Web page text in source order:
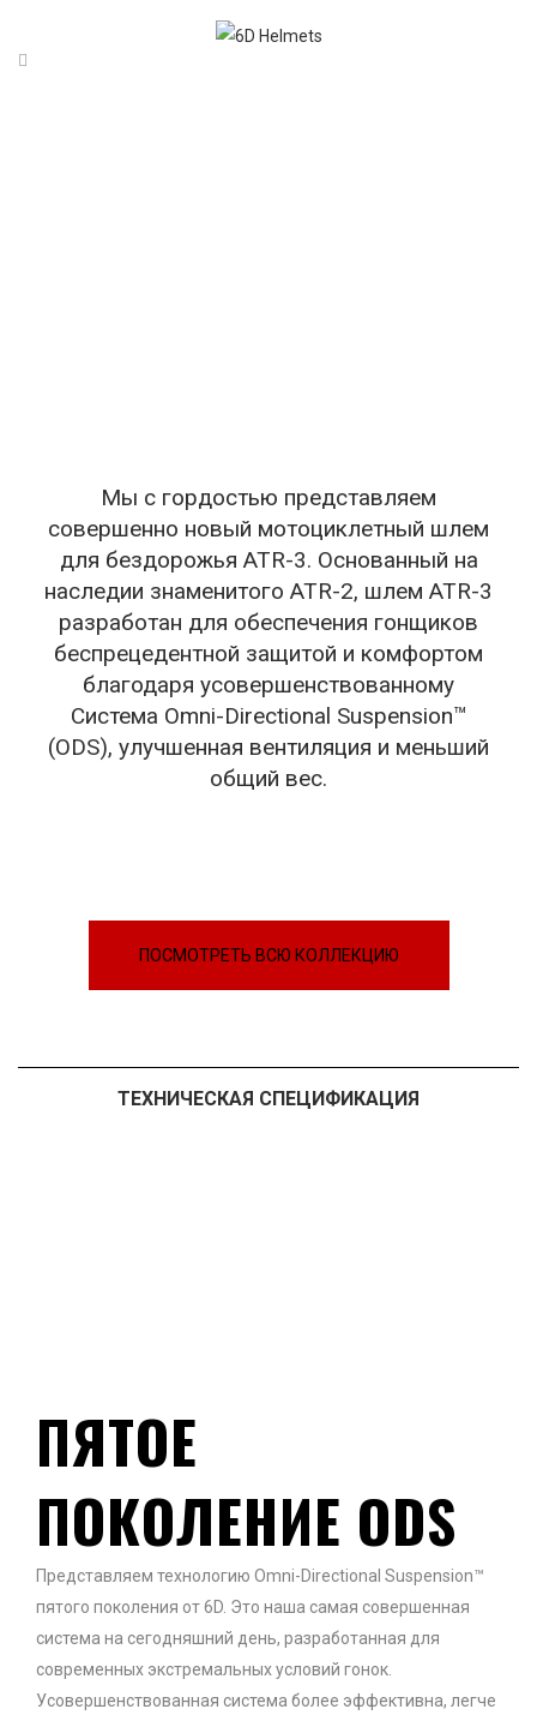
Мы с гордостью представляем
совершенно новый мотоциклетный шлем
для бездорожья ATR-3. Основанный на
наследии знаменитого ATR-2, шлем ATR-3
разработан для обеспечения гонщиков
беспрецедентной защитой и комфортом
благодаря усовершенствованному
Система Omni-Directional Suspension™
(ODS), улучшенная вентиляция и меньший
общий вес.
ПОСМОТРЕТЬ ВСЮ КОЛЛЕКЦИЮ
ТЕХНИЧЕСКАЯ СПЕЦИФИКАЦИЯ
ПЯТОЕ
ПОКОЛЕНИЕ ODS
Представляем технологию Omni-Directional Suspension™
пятого поколения от 6D. Это наша самая совершенная
система на сегодняшний день, разработанная для
современных экстремальных условий гонок.
Усовершенствованная система более эффективна, легче